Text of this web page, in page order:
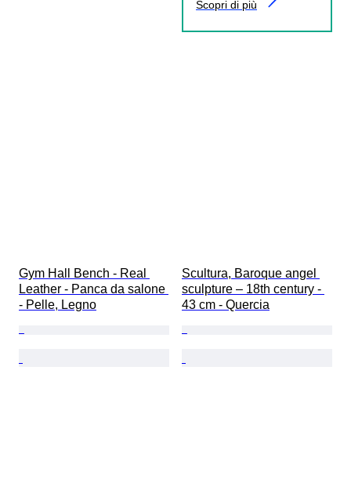
Scopri di più
Gym Hall Bench - Real
Leather - Panca da salone
- Pelle, Legno
Scultura, Baroque angel
sculpture – 18th century -
43 cm - Quercia